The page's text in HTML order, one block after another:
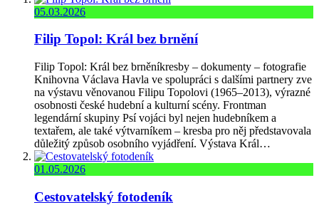
05.03.2026
Filip Topol: Král bez brnění
Filip Topol: Král bez brněníkresby – dokumenty – fotografie
Knihovna Václava Havla ve spolupráci s dalšími partnery zve
na výstavu věnovanou Filipu Topolovi (1965–2013), výrazné
osobnosti české hudební a kulturní scény. Frontman
legendární skupiny Psí vojáci byl nejen hudebníkem a
textařem, ale také výtvarníkem – kresba pro něj představovala
důležitý způsob osobního vyjádření. Výstava Král…
01.05.2026
Cestovatelský fotodeník